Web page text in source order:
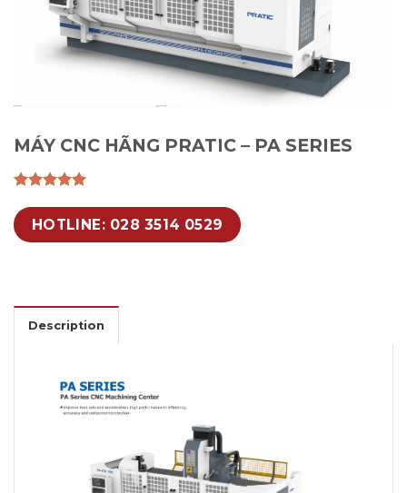
MÁY CNC HÃNG PRATIC – PA SERIES
HOTLINE: 028 3514 0529
Description